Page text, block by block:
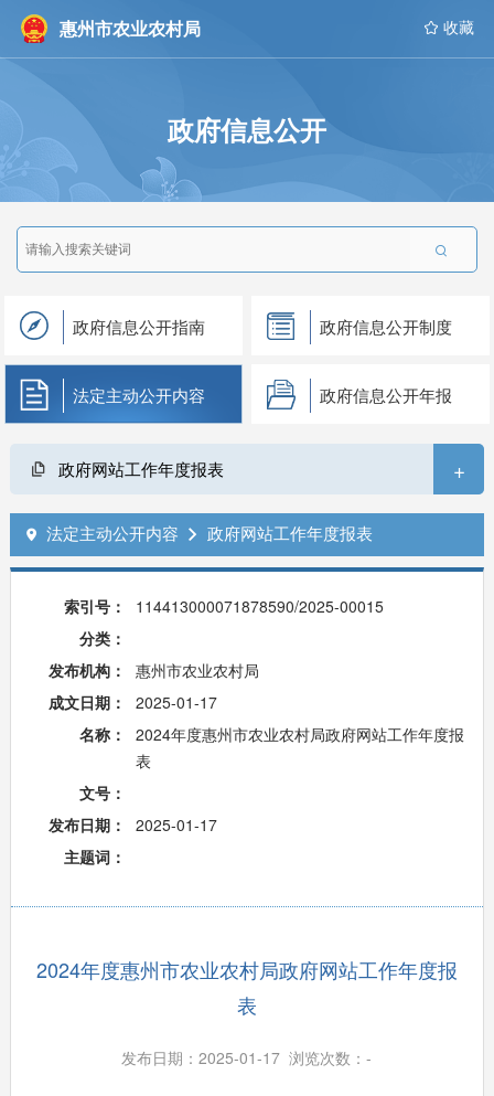
惠州市农业农村局  收藏
政府信息公开

政府信息公开指南 政府信息公开制度
法定主动公开内容 政府信息公开年报
政府网站工作年度报表 +
 法定主动公开内容  政府网站工作年度报表
索引号：
114413000071878590/2025-00015
分类：
发布机构：
惠州市农业农村局
成文日期：
2025-01-17
名称：
2024年度惠州市农业农村局政府网站工作年度报
表
文号：
发布日期：
2025-01-17
主题词：
2024年度惠州市农业农村局政府网站工作年度报
表
发布日期：2025-01-17 浏览次数：-